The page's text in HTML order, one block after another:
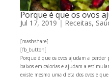
Porque é que os ovos
Jul 17, 2019 | Receitas,
[mashshare]
[fb_button]
Porque é que os ovos ajudam a
baixos em calorias e ajudam a
existe mesmo uma dieta dos ovos e